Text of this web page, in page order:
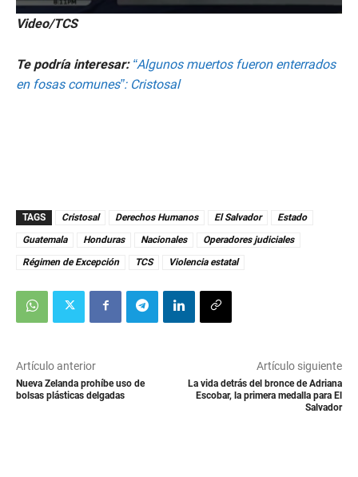
Video/TCS
Te podría interesar: “Algunos muertos fueron enterrados
en fosas comunes”: Cristosal
TAGS Cristosal Derechos Humanos El Salvador
Estado
Guatemala
Honduras Nacionales
Operadores judiciales
Régimen de Excepción
TCS Violencia estatal
Artículo anterior
Nueva Zelanda prohíbe uso de
bolsas plásticas delgadas
Artículo siguiente
La vida detrás del bronce de Adriana
Escobar, la primera medalla para El
Salvador